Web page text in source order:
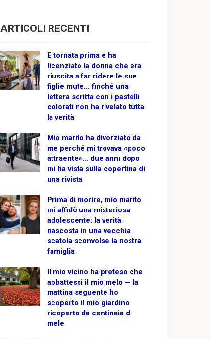
ARTICOLI RECENTI
È tornata prima e ha
licenziato la donna che era
riuscita a far ridere le sue
figlie mute… finché una
lettera scritta con i pastelli
colorati non ha rivelato tutta
la verità
Mio marito ha divorziato da
me perché mi trovava «poco
attraente»… due anni dopo
mi ha vista sulla copertina di
una rivista
Prima di morire, mio marito
mi affidò una misteriosa
adolescente: la verità
nascosta in una vecchia
scatola sconvolse la nostra
famiglia
Il mio vicino ha preteso che
abbattessi il mio melo — la
mattina seguente ho
scoperto il mio giardino
ricoperto da centinaia di
mele